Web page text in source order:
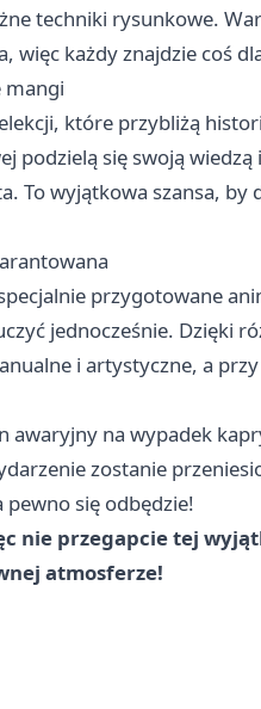
techniki rysunkowe.
więc każdy znajdzie coś
mangi
które przybliżą
podzielą się swoją
To wyjątkowa szansa, by
przygotowane
jednocześnie. Dzięki
i artystyczne, a
na wypadek
zostanie
się odbędzie!
nie przegapcie tej
atmosferze!